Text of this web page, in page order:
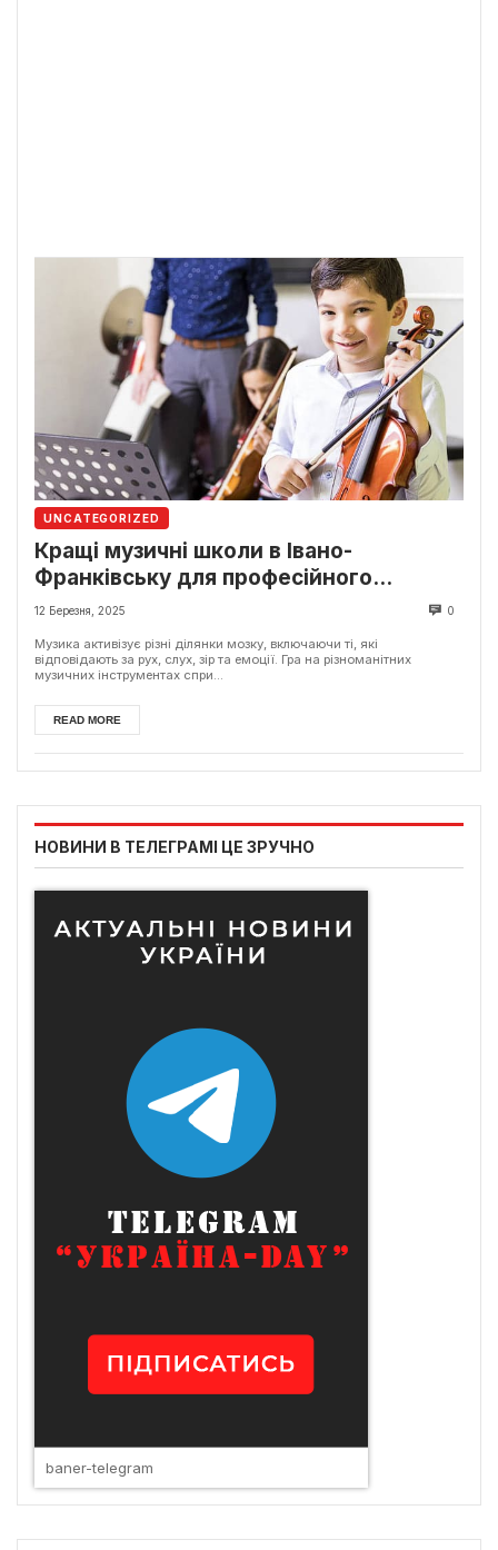
UNCATEGORIZED
Кращі музичні школи в Івано-
Франківську для професійного
навчання
12 Березня, 2025 0
Музика активізує різні ділянки мозку, включаючи ті, які
відповідають за рух, слух, зір та емоції. Гра на різноманітних
музичних інструментах спри...
READ MORE
НОВИНИ В ТЕЛЕГРАМІ ЦЕ ЗРУЧНО
baner-telegram